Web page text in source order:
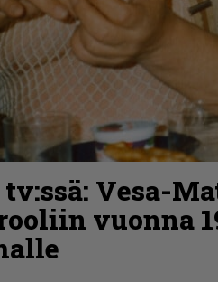
tv:ssä: Vesa-
vuonna